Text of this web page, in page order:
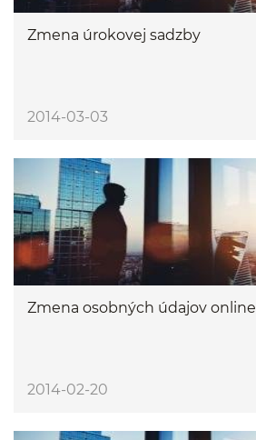
Zmena úrokovej sadzby
2014-03-03
Zmena osobných údajov online
2014-02-20